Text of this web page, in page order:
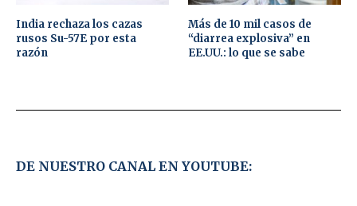
India rechaza los cazas
rusos Su-57E por esta
razón
Más de 10 mil casos de
“diarrea explosiva” en
EE.UU.: lo que se sabe
DE NUESTRO CANAL EN YOUTUBE: